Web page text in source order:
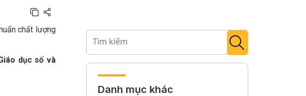
chất lượng
dục số và
Danh mục khác